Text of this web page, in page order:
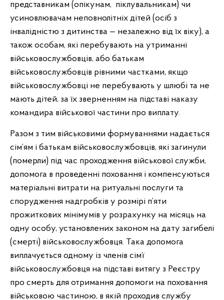
представникам (опікунам, піклувальникам) чи
усиновлювачам неповнолітніх дітей (осіб з
інвалідністю з дитинства — незалежно від їх віку), а
також особам, які перебувають на утриманні
військовослужбовців, або батькам
військовослужбовців рівними частками, якщо
військовослужбовці не перебувають у шлюбі та не
мають дітей, за їх зверненням на підставі наказу
командира військової частини про виплату.
Разом з тим військовими формуваннями надається
сім’ям і батькам військовослужбовців, які загинули
(померли) під час проходження військової служби,
допомога в проведенні поховання і компенсуються
матеріальні витрати на ритуальні послуги та
спорудження надгробків у розмірі п’яти
прожиткових мінімумів у розрахунку на місяць на
одну особу, установлених законом на дату загибелі
(смерті) військовослужбовця. Така допомога
виплачується одному із членів сім’ї
військовослужбовця на підставі витягу з Реєстру
про смерть для отримання допомоги на поховання
військовою частиною, в якій проходив службу